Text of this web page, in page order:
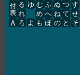
す
せ
そ
つ
て
と
ぬ
ね
の
ふ
へ
ほ
む
め
も
ゆ
よ
る
れ
ろ
付
表
A